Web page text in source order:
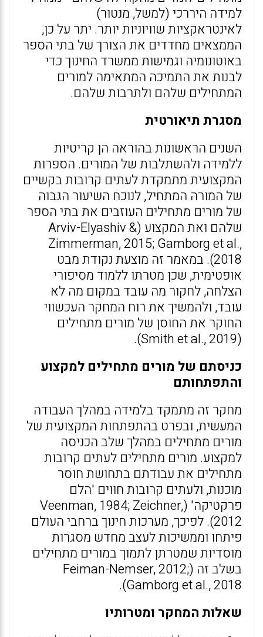
למידה היררכי (למשל, מנטור)
לאינטראקציות שוויוניות יותר. יתר על כן,
הממצאים מחדדים את הצורך של בתי הספר
באוטונומיה וגמישות ממשרד החינוך כדי
לבנות את התמיכה המתאימה למורים
המתחילים שלהם ולתרבות שלהם.
מסגרת תיאורטית
השנים הראשונות בהוראה הן קריטיות
ללמידה ולהשתלבות של המורים. הספרות
המקצועית מתמקדת לעתים קרובות בקשיים
של המורה המתחיל, לנוכח השיעור הגבוה
של מורים מתחילים העוזבים את בתי הספר
שלהם ואת המקצוע (Arviv-Elyashiv &
Zimmerman, 2015; Gamborg et al.,
2018). במאמר זה מוצעת נקודת מבט
אופטימית, שכן מטרתו ללמוד מסיפורי
הצלחה, לחקור מה עובד במקום מה לא
עובד, ולהמשיך את רוח המחקר העכשווי
החוקר את החוסן של מורים מתחילים
(Smith et al., 2019).
כניסתם של מורים מתחילים למקצוע
והתפתחותם
מחקר זה מתמקד בלמידה במהלך העבודה
המעשית, ובפרט בהתפתחות המקצועית של
מורים מתחילים במהלך שלב הכניסה
למקצוע. מורים מתחילים לעתים קרובות
מתחילים את עבודתם בתחושת חוסר
מוכנות, ולעתים קרובות חווים 'הלם
פרקטיקה' (Veenman, 1984; Zeichner,
2012). לפיכך, מערכות חינוך ברחבי העולם
פיתחו וממשיכות לעצב מחדש מסגרות
מוסדיות שמטרתן לתמוך במורים מתחילים
בשלב זה (Feiman-Nemser, 2012;
Gamborg et al., 2018).
שאלות המחקר ומטרותיו